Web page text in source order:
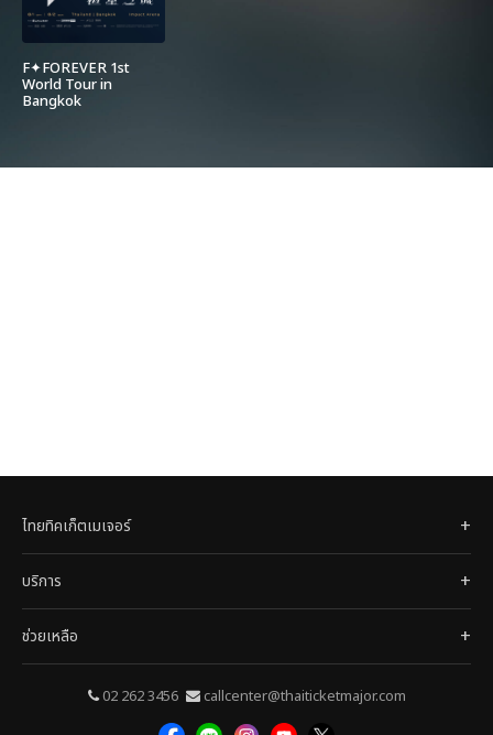
F✦FOREVER 1st
World Tour in
Bangkok
ไทยทิคเก็ตเมเจอร์
บริการ
ช่วยเหลือ
02 262 3456 callcenter@thaiticketmajor.com